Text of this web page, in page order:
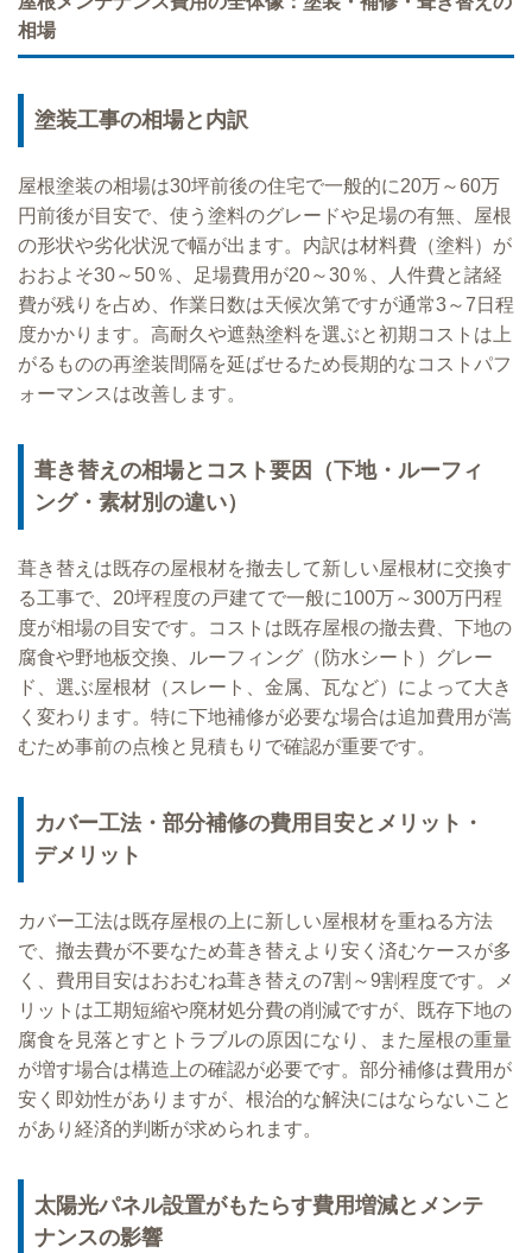
相場
塗装工事の相場と内訳
屋根塗装の相場は30坪前後の住宅で一般的に20万～60万
円前後が目安で、使う塗料のグレードや足場の有無、屋根
の形状や劣化状況で幅が出ます。内訳は材料費（塗料）が
おおよそ30～50％、足場費用が20～30％、人件費と諸経
費が残りを占め、作業日数は天候次第ですが通常3～7日程
度かかります。高耐久や遮熱塗料を選ぶと初期コストは上
がるものの再塗装間隔を延ばせるため長期的なコストパフ
ォーマンスは改善します。
葺き替えの相場とコスト要因（下地・ルーフィ
ング・素材別の違い）
葺き替えは既存の屋根材を撤去して新しい屋根材に交換す
る工事で、20坪程度の戸建てで一般に100万～300万円程
度が相場の目安です。コストは既存屋根の撤去費、下地の
腐食や野地板交換、ルーフィング（防水シート）グレー
ド、選ぶ屋根材（スレート、金属、瓦など）によって大き
く変わります。特に下地補修が必要な場合は追加費用が嵩
むため事前の点検と見積もりで確認が重要です。
カバー工法・部分補修の費用目安とメリット・
デメリット
カバー工法は既存屋根の上に新しい屋根材を重ねる方法
で、撤去費が不要なため葺き替えより安く済むケースが多
く、費用目安はおおむね葺き替えの7割～9割程度です。メ
リットは工期短縮や廃材処分費の削減ですが、既存下地の
腐食を見落とすとトラブルの原因になり、また屋根の重量
が増す場合は構造上の確認が必要です。部分補修は費用が
安く即効性がありますが、根治的な解決にはならないこと
があり経済的判断が求められます。
太陽光パネル設置がもたらす費用増減とメンテ
ナンスの影響